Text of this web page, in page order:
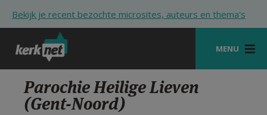
Bekijk je recent bezochte microsites, auteurs en thema's
MENU
STARTPAGINA
KERK
Parochie Heilige Lieven
(Gent-Noord)